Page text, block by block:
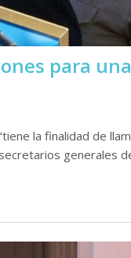
para una
la finalidad de
generales